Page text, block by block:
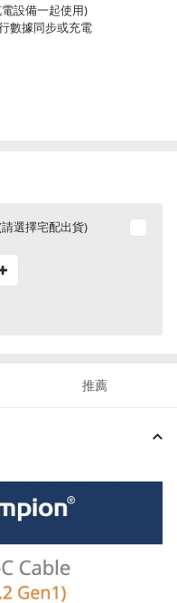
設備一起使用)
數據同步或充電
選擇宅配出貨)
推薦